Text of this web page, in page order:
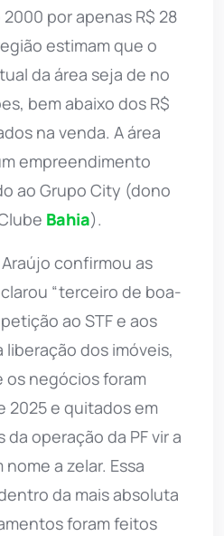
por apenas R$ 28
estimam que o
da área seja de no
bem abaixo dos R$
na venda. A área
empreendimento
ao Grupo City (dono
Bahia).
confirmou as
“terceiro de boa-
ao STF e aos
dos imóveis,
negócios foram
2025 e quitados em
operação da PF vir a
a zelar. Essa
da mais absoluta
foram feitos